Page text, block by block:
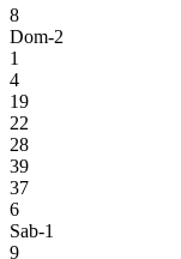
8
Dom-2
1
4
19
22
28
39
37
6
Sab-1
9